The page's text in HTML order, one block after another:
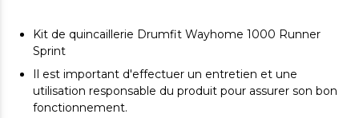
Kit de quincaillerie Drumfit Wayhome 1000 Runner
Sprint
Il est important d'effectuer un entretien et une
utilisation responsable du produit pour assurer son bon
fonctionnement.